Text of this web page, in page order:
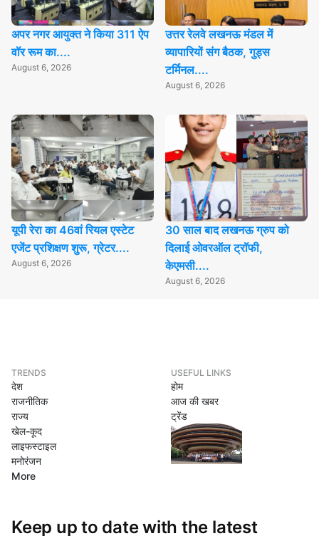
अपर नगर आयुक्त ने किया 311 ऐप
वॉर रूम का....
August 6, 2026
उत्तर रेलवे लखनऊ मंडल में
व्यापारियों संग बैठक, गुड्स
टर्मिनल....
August 6, 2026
यूपी रेरा का 46वां रियल एस्टेट
एजेंट प्रशिक्षण शुरू, ग्रेटर....
August 6, 2026
30 साल बाद लखनऊ ग्रुप को
दिलाई ओवरऑल ट्रॉफी,
केएमसी....
August 6, 2026
TRENDS
देश
राजनीतिक
राज्य
खेल-कूद
लाइफस्टाइल
मनोरंजन
More
USEFUL LINKS
होम
आज की खबर
ट्रेंड
Keep up to date with the latest